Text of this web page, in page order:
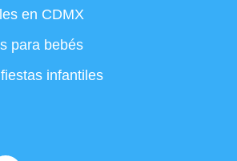
en CDMX
para bebés
infantiles